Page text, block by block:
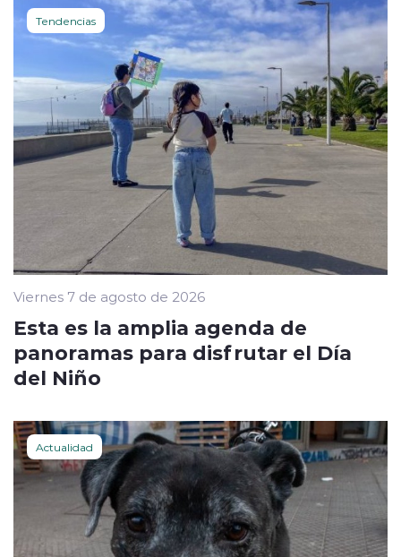
Tendencias
Viernes 7 de agosto de 2026
Esta es la amplia agenda de
panoramas para disfrutar el Día
del Niño
Actualidad